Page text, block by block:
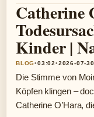
Catherine
Kinder |
BLOG•03:02•2026-07-30
Die Stimme von
Köpfen klingen –
Catherine O’Hara,